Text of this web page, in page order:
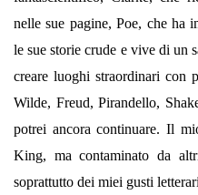
nelle sue pagine, Poe, che ha
le sue storie crude e vive di un
creare luoghi straordinari con
Wilde, Freud, Pirandello,
potrei ancora continuare. Il
King, ma contaminato da
soprattutto dei miei gusti